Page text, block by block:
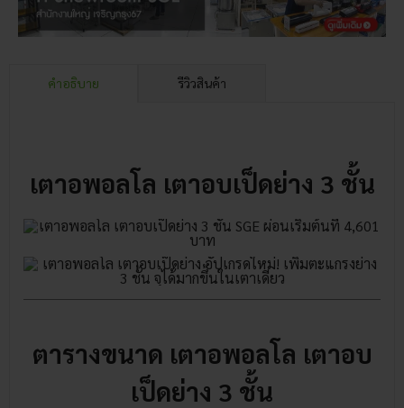
คำอธิบาย รีวิวสินค้า
เตาอพอลโล เตาอบเป็ดย่าง 3 ชั้น
ตารางขนาด เตาอพอลโล เตาอบ
เป็ดย่าง 3 ชั้น